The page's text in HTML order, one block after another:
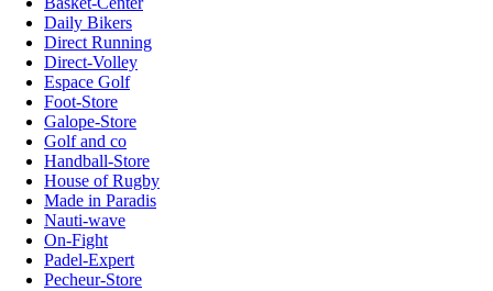
Daily Bikers
Direct Running
Direct-Volley
Espace Golf
Foot-Store
Galope-Store
Golf and co
Handball-Store
House of Rugby
Made in Paradis
Nauti-wave
On-Fight
Padel-Expert
Pecheur-Store